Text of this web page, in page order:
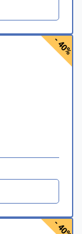
- 40%
- 40%